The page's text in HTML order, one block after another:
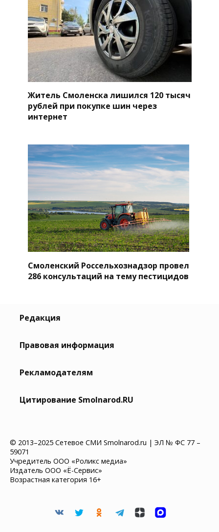
Житель Смоленска лишился 120 тысяч
рублей при покупке шин через
интернет
Смоленский Россельхознадзор провел
286 консультаций на тему пестицидов
Редакция
Правовая информация
Рекламодателям
Цитирование Smolnarod.RU
© 2013–2025 Сетевое СМИ Smolnarod.ru | ЭЛ № ФС 77 –
59071
Учредитель ООО «Роликс медиа»
Издатель ООО «Ё-Сервис»
Возрастная категория 16+